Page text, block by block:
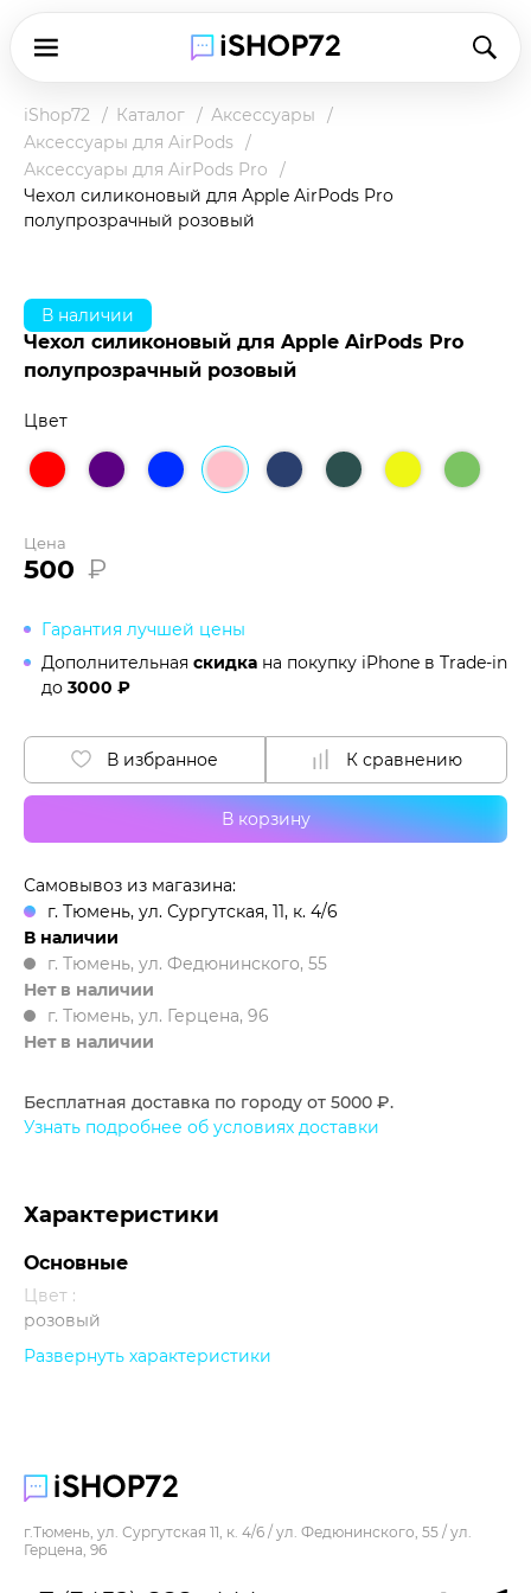
iShop72 Каталог
Аксессуары
Аксессуары для AirPods
Аксессуары для AirPods Pro
Чехол силиконовый для Apple AirPods Pro
полупрозрачный розовый
В наличии
Чехол силиконовый для Apple AirPods Pro
полупрозрачный розовый
Цвет
Цена
500 ₽
Гарантия лучшей цены
Дополнительная скидка на покупку iPhone в Trade-in
до 3000 ₽
В корзину
В избранное К сравнению
Самовывоз из магазина:
г. Тюмень, ул. Сургутская, 11, к. 4/6
В наличии
г. Тюмень, ул. Федюнинского, 55
Нет в наличии
г. Тюмень, ул. Герцена, 96
Нет в наличии
Бесплатная доставка по городу от 5000 ₽.
Узнать подробнее об условиях доставки
Характеристики
Основные
Цвет :
розовый
Прочее
Развернуть характеристики
г.Тюмень, ул. Сургутская 11, к. 4/6 / ул. Федюнинского, 55 / ул.
Герцена, 96